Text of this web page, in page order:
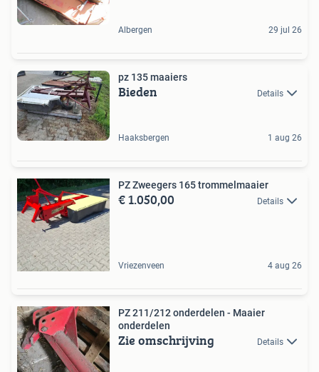
Albergen 29 jul 26
pz 135 maaiers
Bieden Details
Haaksbergen 1 aug 26
PZ Zweegers 165 trommelmaaier
€ 1.050,00 Details
Vriezenveen 4 aug 26
PZ 211/212 onderdelen - Maaier
onderdelen
Zie omschrijving Details